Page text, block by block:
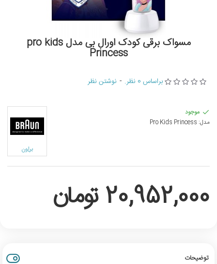
مسواک برقی کودک اورال بی مدل pro kids
Princess
موجود
مدل: Pro Kids Princess
براون
براساس 0 نظر. - نوشتن نظر
20,952,000 تومان
توضیحات